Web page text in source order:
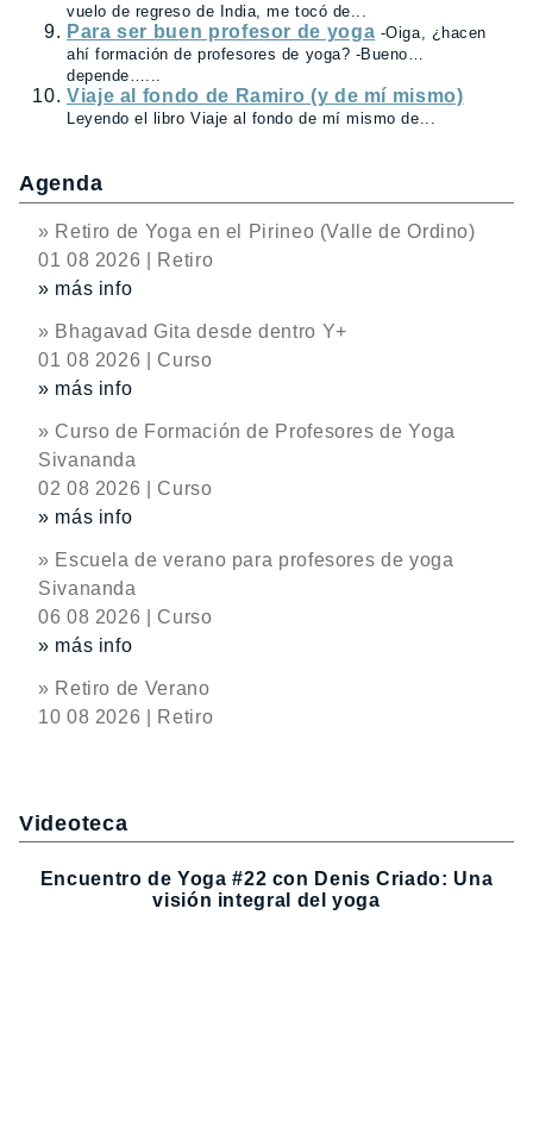
vuelo de regreso de India, me tocó de...
Para ser buen profesor de yoga -Oiga, ¿hacen
ahí formación de profesores de yoga? -Bueno…
depende…...
Viaje al fondo de Ramiro (y de mí mismo)
Leyendo el libro Viaje al fondo de mí mismo de...
Agenda
» Retiro de Yoga en el Pirineo (Valle de Ordino)
01 08 2026 | Retiro
» más info
» Bhagavad Gita desde dentro Y+
01 08 2026 | Curso
» más info
» Curso de Formación de Profesores de Yoga
Sivananda
02 08 2026 | Curso
» más info
» Escuela de verano para profesores de yoga
Sivananda
06 08 2026 | Curso
» más info
» Retiro de Verano
10 08 2026 | Retiro
Videoteca
Encuentro de Yoga #22 con Denis Criado: Una
visión integral del yoga